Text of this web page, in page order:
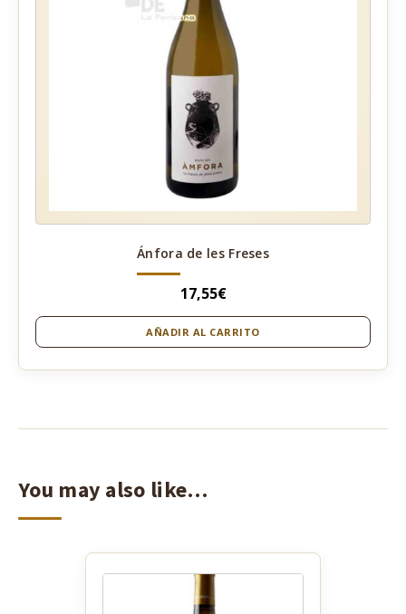
Ánfora de les Freses
17,55€
AÑADIR AL CARRITO
You may also like…